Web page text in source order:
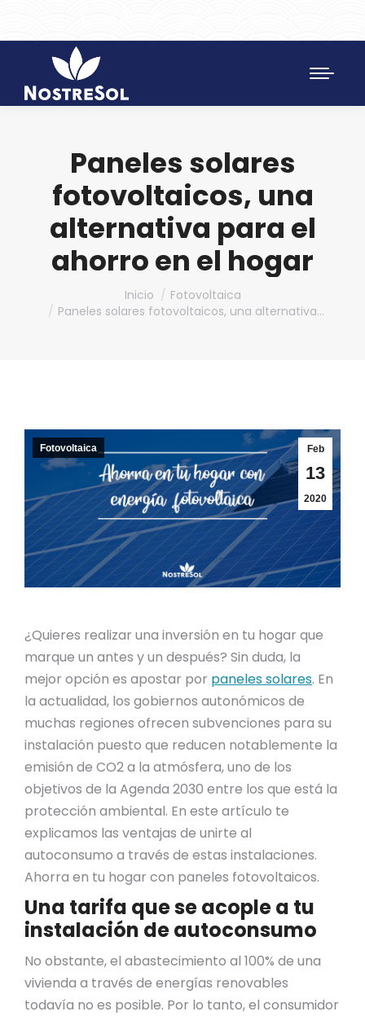
Paneles solares
fotovoltaicos, una
alternativa para el
ahorro en el hogar
Inicio
Fotovoltaica
Paneles solares fotovoltaicos, una alternativa…
Feb
13
2020
Fotovoltaica
¿Quieres realizar una inversión en tu hogar que
marque un antes y un después? Sin duda, la
mejor opción es apostar por paneles solares. En
la actualidad, los gobiernos autonómicos de
muchas regiones ofrecen subvenciones para su
instalación puesto que reducen notablemente la
emisión de CO2 a la atmósfera, uno de los
objetivos de la Agenda 2030 entre los que está la
protección ambiental. En este artículo te
explicamos las ventajas de unirte al
autoconsumo a través de estas instalaciones.
Ahorra en tu hogar con paneles fotovoltaicos.
Una tarifa que se acople a tu
instalación de autoconsumo
No obstante, el abastecimiento al 100% de una
vivienda a través de energías renovables
todavía no es posible. Por lo tanto, el consumidor